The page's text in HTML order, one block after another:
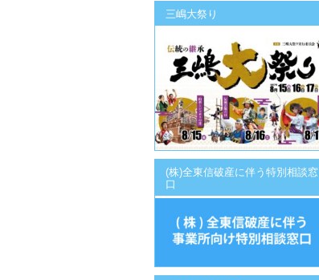
三嶋大祭り
(株)全東信破産に伴う特別相談窓
口